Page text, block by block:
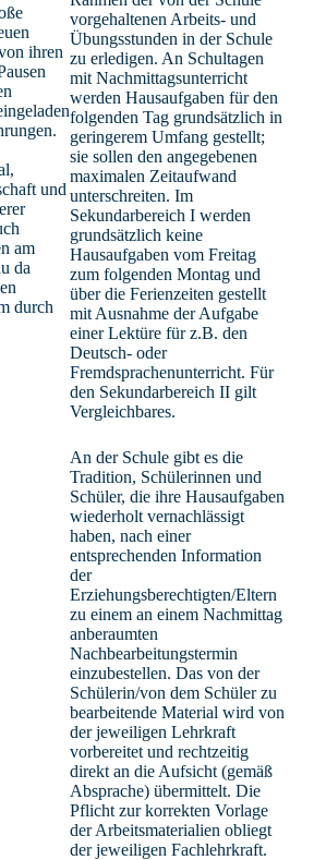
ihren
und
am
da
durch
vorgehaltenen Arbeits- und
Übungsstunden in der Schule
zu erledigen. An Schultagen
mit Nachmittagsunterricht
werden Hausaufgaben für den
folgenden Tag grundsätzlich in
geringerem Umfang gestellt;
sie sollen den angegebenen
maximalen Zeitaufwand
unterschreiten. Im
Sekundarbereich I werden
grundsätzlich keine
Hausaufgaben vom Freitag
zum folgenden Montag und
über die Ferienzeiten gestellt
mit Ausnahme der Aufgabe
einer Lektüre für z.B. den
Deutsch- oder
Fremdsprachenunterricht. Für
den Sekundarbereich II gilt
Vergleichbares.
An der Schule gibt es die
Tradition, Schülerinnen und
Schüler, die ihre Hausaufgaben
wiederholt vernachlässigt
haben, nach einer
entsprechenden Information
der
Erziehungsberechtigten/Eltern
zu einem an einem Nachmittag
anberaumten
Nachbearbeitungstermin
einzubestellen. Das von der
Schülerin/von dem Schüler zu
bearbeitende Material wird von
der jeweiligen Lehrkraft
vorbereitet und rechtzeitig
direkt an die Aufsicht (gemäß
Absprache) übermittelt. Die
Pflicht zur korrekten Vorlage
der Arbeitsmaterialien obliegt
der jeweiligen Fachlehrkraft.